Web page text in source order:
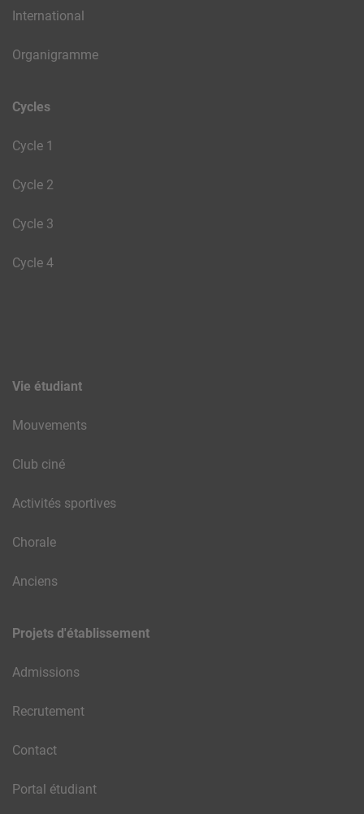
International
Organigramme
Cycles
Cycle 1
Cycle 2
Cycle 3
Cycle 4
Vie étudiant
Mouvements
Club ciné
Activités sportives
Chorale
Anciens
Projets d'établissement
Admissions
Recrutement
Contact
Portal étudiant